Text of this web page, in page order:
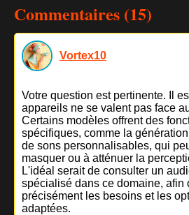
Commentaires (15)
Vortex10
Votre question est pertinente. Il
appareils ne se valent pas face
Certains modèles offrent des
spécifiques, comme la
de sons personnalisables, qui
masquer ou à atténuer la
L'idéal serait de consulter un
spécialisé dans ce domaine, afin
précisément les besoins et les
adaptées.